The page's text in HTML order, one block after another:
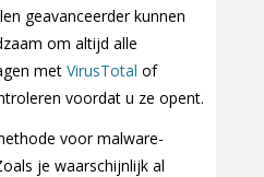
geavanceerder kunnen
om altijd alle
met VirusTotal of
voordat u ze opent.
voor malware-
je waarschijnlijk al